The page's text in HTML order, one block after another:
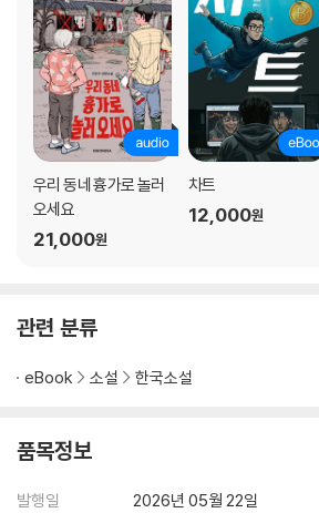
우리 동네 흉가로 놀러
오세요
21,000원
차트
12,000원
관련 분류
eBook 소설 한국소설
품목정보
발행일
2026년 05월 22일